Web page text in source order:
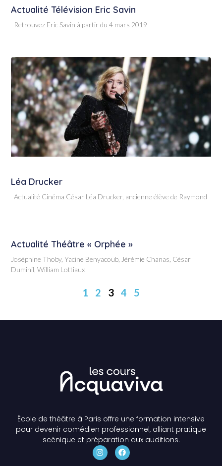
Actualité Télévision Eric Savin
Retrouvez Eric Savin à partir du 4 mars 2019
Léa Drucker
Actualité Cinéma César Léa Drucker, ancienne élève de Raymond
Actualité Théâtre « Orphée »
Joséphine Thoby, Yacine Benyacoub, Jérémie Chanas, César
Duminil, William Lottiaux
1 2 3 4 5
École de théâtre à Paris offre une formation intensive
pour devenir comédien professionnel, alliant pratique
scénique et préparation aux auditions.